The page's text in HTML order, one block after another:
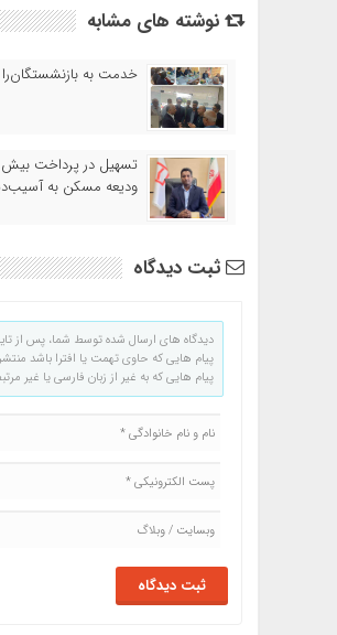
نوشته های مشابه
خدمت به بازنشستگان‌را
ودیعه مسکن به
ثبت دیدگاه
دیدگاه های ارسال شده توسط شما، پس از
پیام هایی که حاوی تهمت یا افترا باشد
پیام هایی که به غیر از زبان فارسی یا غیر